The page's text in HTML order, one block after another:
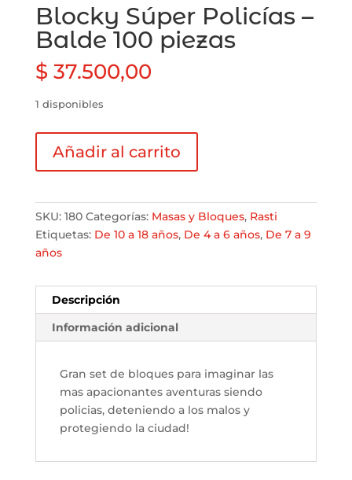
Blocky Súper Policías –
Balde 100 piezas
$ 37.500,00
1 disponibles
Súper
Policías
Balde
100
piezas
Añadir al carrito
SKU: 180 Categorías: Masas y Bloques, Rasti
Etiquetas: De 10 a 18 años, De 4 a 6 años, De 7 a 9
años
Descripción
Información adicional
Gran set de bloques para imaginar las
mas apacionantes aventuras siendo
policias, deteniendo a los malos y
protegiendo la ciudad!